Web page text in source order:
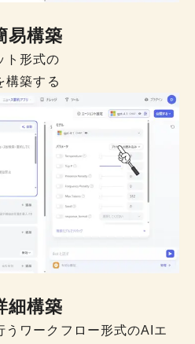
易構築
ト形式の
構築する
細構築
うワークフロー形式のAIエ